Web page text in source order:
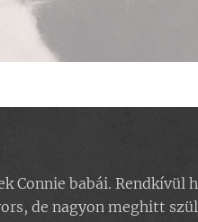
Connie babái.
de nagyon meghitt